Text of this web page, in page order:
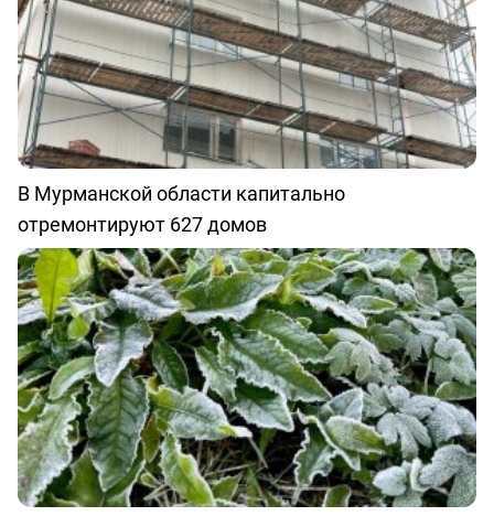
В Мурманской области капитально
отремонтируют 627 домов